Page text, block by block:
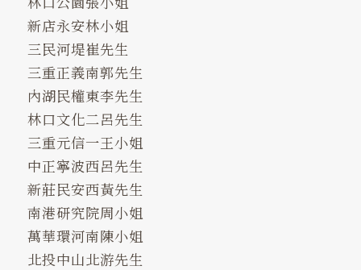
新店永安林小姐
三民河堤崔先生
三重正義南郭先生
內湖民權東李先生
林口文化二呂先生
三重元信一王小姐
中正寧波西呂先生
新莊民安西黃先生
南港研究院周小姐
萬華環河南陳小姐
北投中山北游先生